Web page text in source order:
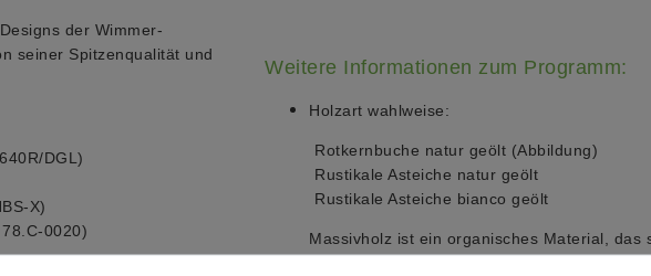
der Wimmer-
seiner Spitzenqualität und
DGL)
X)
0020)
Weitere Informationen zum Programm:
Holzart wahlweise:
Rotkernbuche natur geölt (Abbildung)
Rustikale Asteiche natur geölt
Rustikale Asteiche bianco geölt
Massivholz ist ein organisches Material, das
Umgebungsbedingungen anpasst. Im Laufe